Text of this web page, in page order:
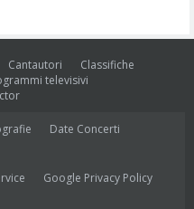
Cantautori
Classifiche
televisivi
Date Concerti
Google Privacy Policy